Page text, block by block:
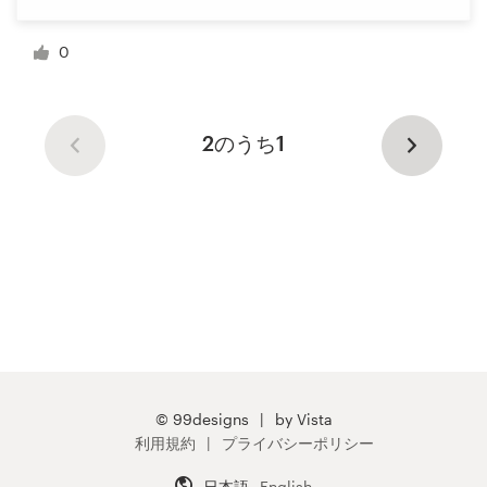
0
2のうち1
© 99designs
by Vista
利用規約
プライバシーポリシー